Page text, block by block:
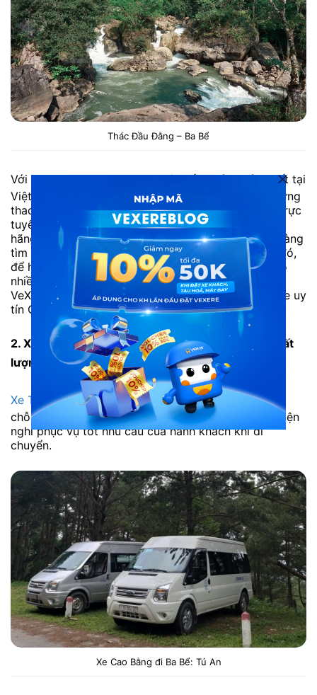
Thác Đầu Đằng – Ba Bể
Với trang webVeXeRe.com, hệ thống vé xe lớn nhất tại
Việt Nam. Bạn có thể đặt vé nhanh chóng bằng những
thao tác đơn giản. Bên cạnh việc hỗ trợ đặt vé xe trực
tuyến, VeXeRe còn cung cấp đầy đủ thông tin các
hãng xe. Dù bạn ở bất kỳ nơi nào cũng có thể dễ dàng
tìm được chuyến xe mong muốn. Chưa dừng lại ở đó,
để hỗ trợ khách hàng tốt nhất, VeXeRe.com luôn có
nhiều chương trình khuyến mãi hấp dẫn. Dưới đây
VeXeRe.com tổng hợp thông tin chi tiết các hãng xe uy
tín Cao Bằng đi Ba Bể.
2. Xe Cao Bằng đi Ba Bể: tổng hợp các hãng xe chất
lượng
Xe Tú An Cao Bằng đi Ba Bể với loại xe ghế ngồi 16
chỗ. Được cải tiến với dàn nội thất hiện đại, nhiều tiện
nghi phục vụ tốt nhu cầu của hành khách khi di
chuyển.
Xe Cao Bằng đi Ba Bể: Tú An